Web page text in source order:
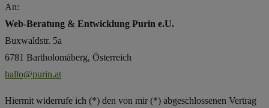
An:
Web-Beratung & Entwicklung Purin e.U.
Buxwaldstr. 5a
6781 Bartholomäberg, Österreich
hallo@purin.at
Hiermit widerrufe ich (*) den von mir (*) abgeschlossenen Vertrag